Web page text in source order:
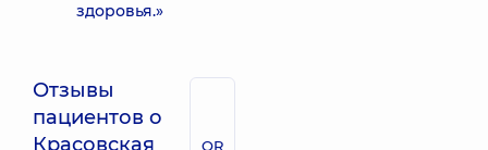
здоровья.»
Отзывы
пациентов о
Красовская
QR